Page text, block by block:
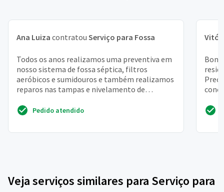
Ana Luiza contratou Serviço para Fossa
Todos os anos realizamos uma preventiva em
nosso sistema de fossa séptica, filtros
aeróbicos e sumidouros e também realizamos
reparos nas tampas e nivelamento de
Pedido atendido
Bom
Veja serviços similares para Serviço para